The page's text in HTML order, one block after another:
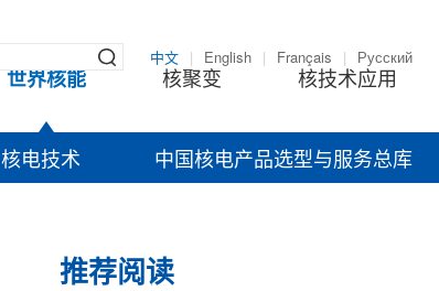
中文 English Français Русский
世界核能 核聚变 核技术应用
核电技术 中国核电产品选型与服务总库
推荐阅读